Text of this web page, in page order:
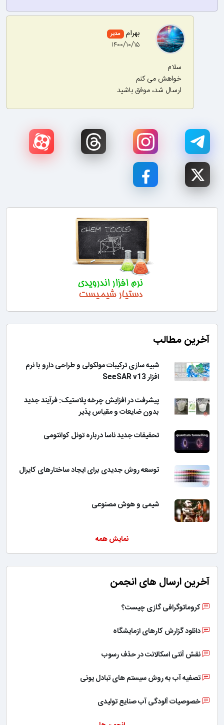
بهرام مدیر
۱۴۰۰/۱۰/۱۵
سلام
خواهش می کنم
ارسال شد، موفق باشید
آخرین مطالب
شبیه سازی ترکیبات مولکولی و طراحی دارو با نرم
افزار SeeSAR v13
پیشرفت در افزایش چرخه پلاستیک: فرآیند جدید
بدون ضایعات و مقیاس پذیر
تحقیقات جدید ناسا درباره تونل کوانتومی
توسعه روش جدیدی برای ایجاد ساختارهای کایرال
شیمی و هوش مصنوعی
نمایش همه
آخرین ارسال های انجمن
کروماتوگرافی گازی چیست؟
دانلود گزارش کارهای ازمایشگاه
نقش آنتی اسکالانت در حذف رسوب
تصفیه آب به روش سیستم های تبادل یونی
خصوصیات آلودگی آب صنایع تولیدی